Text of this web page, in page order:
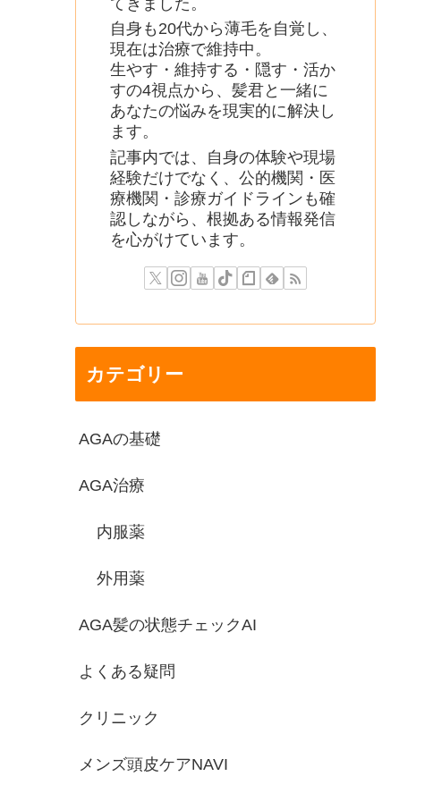
自身も20代から薄毛を自覚し、
現在は治療で維持中。
生やす・維持する・隠す・活か
すの4視点から、髪君と一緒に
あなたの悩みを現実的に解決し
ます。
記事内では、自身の体験や現場
経験だけでなく、公的機関・医
療機関・診療ガイドラインも確
認しながら、根拠ある情報発信
を心がけています。
カテゴリー
AGAの基礎
AGA治療
内服薬
外用薬
AGA髪の状態チェックAI
よくある疑問
クリニック
メンズ頭皮ケアNAVI